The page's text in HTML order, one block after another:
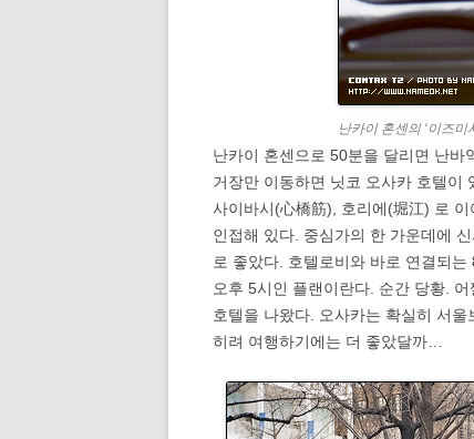
난카이 혼센의 ‘이즈미
난카이 혼센으로 50분을 달리면 난바
거장만 이동하면 닛코 오사카 호텔이
사이바시(心橋筋), 호리에(堀江) 로
인접해 있다. 중심가의 한 가운데에
로 좋았다. 호텔로비와 바로 연결되
오후 5시인 플랜이란다. 순간 당황.
호텔을 나왔다. 오사카는 확실히 서
히려 여행하기에는 더 좋았달까…